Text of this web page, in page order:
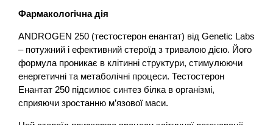
Фармакологічна дія
ANDROGEN 250 (тестостерон енантат) від Genetic Labs
– потужний і ефективний стероїд з тривалою дією. Його
формула проникає в клітинні структури, стимулюючи
енергетичні та метаболічні процеси. Тестостерон
Енантат 250 підсилює синтез білка в організмі,
сприяючи зростанню м’язової маси.